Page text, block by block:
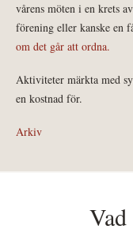
vårens möten i en krets
förening eller kanske en
om det går att ordna.
Aktiviteter märkta med
en kostnad för.
Arkiv